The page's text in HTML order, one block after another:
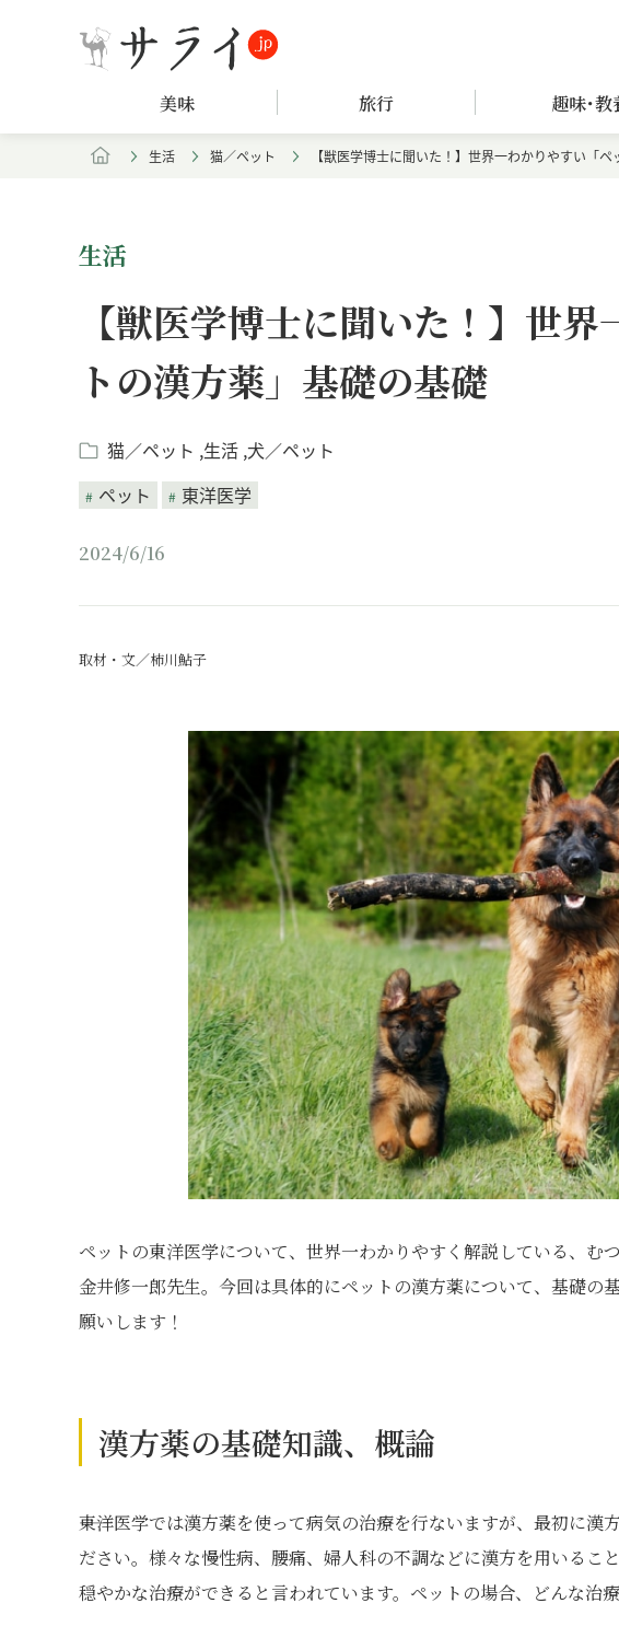
美味 旅行 趣味･教
生活 猫／ペット 【獣医学博士に聞いた！】世界一わかりやすい「
生活
【獣医学博士に聞いた！】世
トの漢方薬」基礎の基礎
猫／ペット 生活 犬／ペット
ペット
東洋医学
2024/6/16
取材・文／柿川鮎子
ペットの東洋医学について、世界一わかりやすく解説している、む
金井修一郎先生。今回は具体的にペットの漢方薬について、基礎の
願いします！
漢方薬の基礎知識、概論
――東洋医学では漢方薬を使って病気の治療を行ないますが、最初に
ださい。様々な慢性病、腰痛、婦人科の不調などに漢方を用いるこ
穏やかな治療ができると言われています。ペットの場合、どんな治